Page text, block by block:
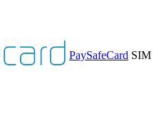
PaySafeCard SIM